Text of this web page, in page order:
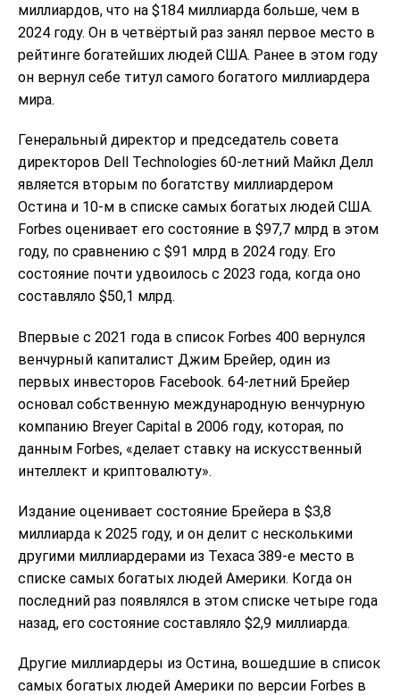
миллиардов, что на $184 миллиарда больше, чем в
2024 году. Он в четвёртый раз занял первое место в
рейтинге богатейших людей США. Ранее в этом году
он вернул себе титул самого богатого миллиардера
мира.
Генеральный директор и председатель совета
директоров Dell Technologies 60-летний Майкл Делл
является вторым по богатству миллиардером
Остина и 10-м в списке самых богатых людей США.
Forbes оценивает его состояние в $97,7 млрд в этом
году, по сравнению с $91 млрд в 2024 году. Его
состояние почти удвоилось с 2023 года, когда оно
составляло $50,1 млрд.
Впервые с 2021 года в список Forbes 400 вернулся
венчурный капиталист Джим Брейер, один из
первых инвесторов Facebook. 64-летний Брейер
основал собственную международную венчурную
компанию Breyer Capital в 2006 году, которая, по
данным Forbes, «делает ставку на искусственный
интеллект и криптовалюту».
Издание оценивает состояние Брейера в $3,8
миллиарда к 2025 году, и он делит с несколькими
другими миллиардерами из Техаса 389-е место в
списке самых богатых людей Америки. Когда он
последний раз появлялся в этом списке четыре года
назад, его состояние составляло $2,9 миллиарда.
Другие миллиардеры из Остина, вошедшие в список
самых богатых людей Америки по версии Forbes в